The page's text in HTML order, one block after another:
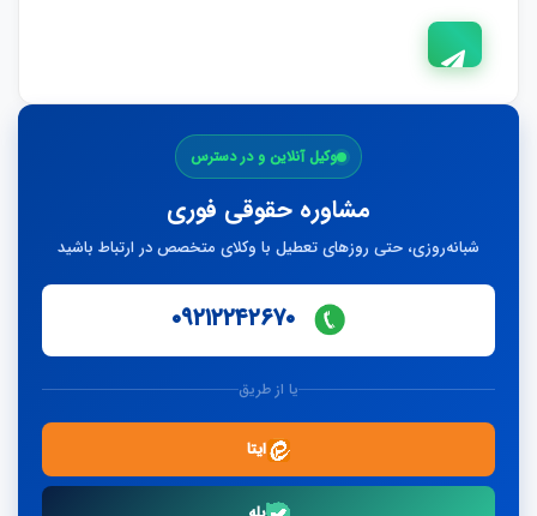
وکیل آنلاین و در دسترس
مشاوره حقوقی فوری
شبانه‌روزی، حتی روزهای تعطیل با وکلای متخصص در ارتباط باشید
۰۹۲۱۲۲۴۲۶۷۰
یا از طریق
ایتا